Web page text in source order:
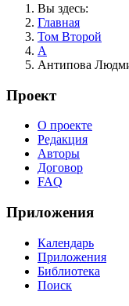
Вы здесь:
Главная
Том Второй
А
Антипова
Проект
О проекте
Редакция
Авторы
Договор
FAQ
Приложения
Календарь
Приложения
Библиотека
Поиск